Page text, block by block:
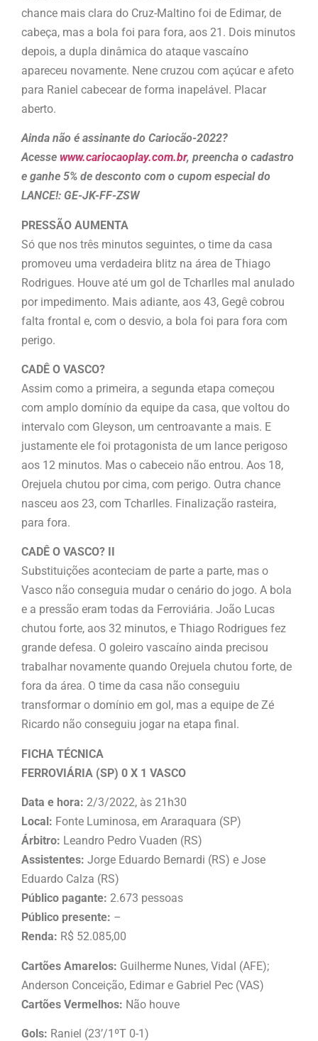
chance mais clara do Cruz-Maltino foi de Edimar, de
cabeça, mas a bola foi para fora, aos 21. Dois minutos
depois, a dupla dinâmica do ataque vascaíno
apareceu novamente. Nene cruzou com açúcar e afeto
para Raniel cabecear de forma inapelável. Placar
aberto.
Ainda não é assinante do Cariocão-2022?
Acesse www.cariocaoplay.com.br, preencha o cadastro
e ganhe 5% de desconto com o cupom especial do
LANCE!: GE-JK-FF-ZSW
PRESSÃO AUMENTA
Só que nos três minutos seguintes, o time da casa
promoveu uma verdadeira blitz na área de Thiago
Rodrigues. Houve até um gol de Tcharlles mal anulado
por impedimento. Mais adiante, aos 43, Gegê cobrou
falta frontal e, com o desvio, a bola foi para fora com
perigo.
CADÊ O VASCO?
Assim como a primeira, a segunda etapa começou
com amplo domínio da equipe da casa, que voltou do
intervalo com Gleyson, um centroavante a mais. E
justamente ele foi protagonista de um lance perigoso
aos 12 minutos. Mas o cabeceio não entrou. Aos 18,
Orejuela chutou por cima, com perigo. Outra chance
nasceu aos 23, com Tcharlles. Finalização rasteira,
para fora.
CADÊ O VASCO? II
Substituições aconteciam de parte a parte, mas o
Vasco não conseguia mudar o cenário do jogo. A bola
e a pressão eram todas da Ferroviária. João Lucas
chutou forte, aos 32 minutos, e Thiago Rodrigues fez
grande defesa. O goleiro vascaíno ainda precisou
trabalhar novamente quando Orejuela chutou forte, de
fora da área. O time da casa não conseguiu
transformar o domínio em gol, mas a equipe de Zé
Ricardo não conseguiu jogar na etapa final.
FICHA TÉCNICA
FERROVIÁRIA (SP) 0 X 1 VASCO
Data e hora: 2/3/2022, às 21h30
Local: Fonte Luminosa, em Araraquara (SP)
Árbitro: Leandro Pedro Vuaden (RS)
Assistentes: Jorge Eduardo Bernardi (RS) e Jose
Eduardo Calza (RS)
Público pagante: 2.673 pessoas
Público presente: –
Renda: R$ 52.085,00
Cartões Amarelos: Guilherme Nunes, Vidal (AFE);
Anderson Conceição, Edimar e Gabriel Pec (VAS)
Cartões Vermelhos: Não houve
Gols: Raniel (23’/1ºT 0-1)